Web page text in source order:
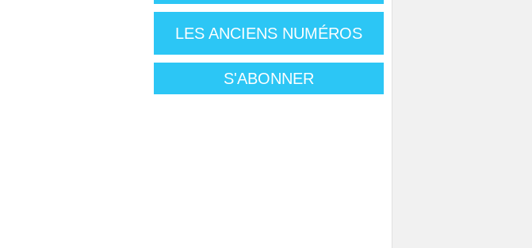
LES ANCIENS NUMÉROS
S'ABONNER